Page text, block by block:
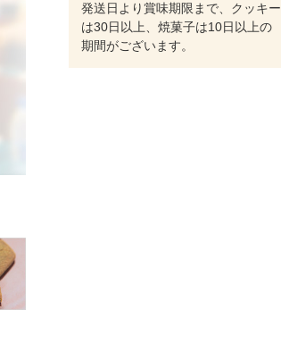
発送日より賞味期限まで、クッキー
は30日以上、焼菓子は10日以上の
期間がございます。